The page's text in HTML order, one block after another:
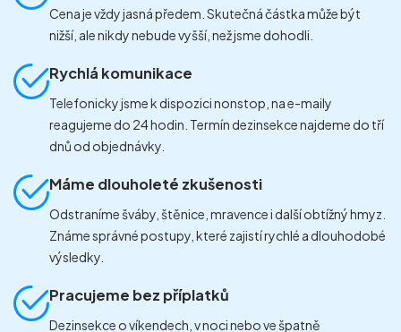
Cena je vždy jasná předem. Skutečná částka může být
nižší, ale nikdy nebude vyšší, než jsme dohodli.
Rychlá komunikace
Telefonicky jsme k dispozici nonstop, na e-maily
reagujeme do 24 hodin. Termín dezinsekce najdeme do tří
dnů od objednávky.
Máme dlouholeté zkušenosti
Odstraníme šváby, štěnice, mravence i další obtížný hmyz.
Známe správné postupy, které zajistí rychlé a dlouhodobé
výsledky.
Pracujeme bez příplatků
Dezinsekce o víkendech, v noci nebo ve špatně